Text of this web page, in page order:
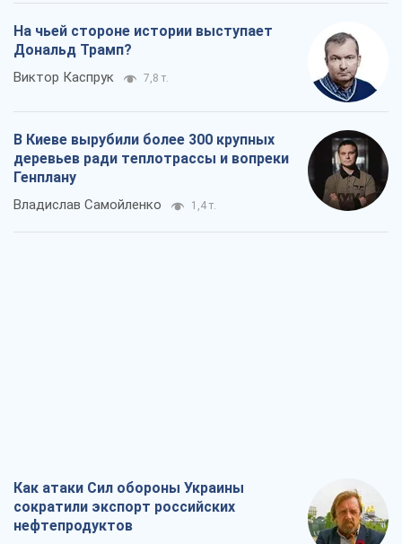
На чьей стороне истории выступает
Дональд Трамп?
Виктор Каспрук 7,8 т.
В Киеве вырубили более 300 крупных
деревьев ради теплотрассы и вопреки
Генплану
Владислав Самойленко 1,4 т.
Как атаки Сил обороны Украины
сократили экспорт российских
нефтепродуктов